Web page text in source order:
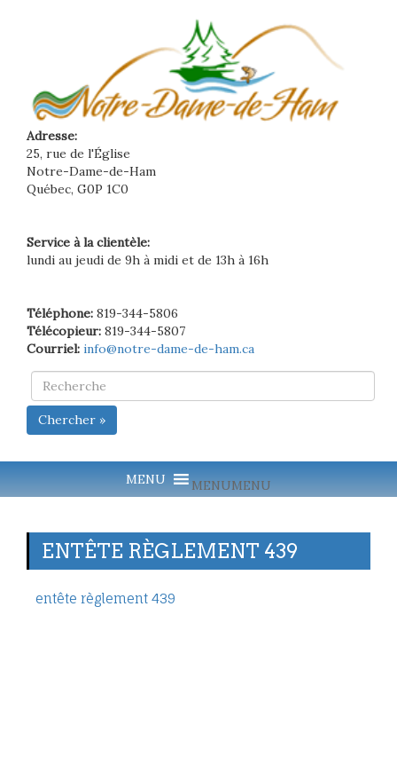
Adresse:
25, rue de l'Église
Notre-Dame-de-Ham
Québec, G0P 1C0
Service à la clientèle:
lundi au jeudi de 9h à midi et de 13h à 16h
Téléphone: 819-344-5806
Télécopieur: 819-344-5807
Courriel: info@notre-dame-de-ham.ca
Chercher »
MENUMENU
ENTÊTE RÈGLEMENT 439
entête règlement 439